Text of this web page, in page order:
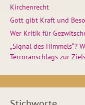
Kirchenrecht
Gott gibt Kraft und
Wer Kritik für
„Signal des Himmels“?
Terroranschlags zur